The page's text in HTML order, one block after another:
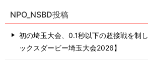
NPO_NSBD投稿
初の埼玉大会、0.1秒以下の超接戦を制
ックスダービー埼玉大会2026】